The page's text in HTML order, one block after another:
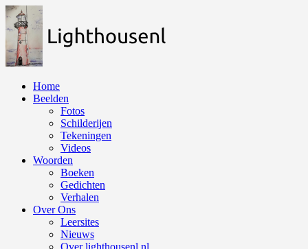
Naar
de
inhoud
springen
Home
Beelden
Fotos
Schilderijen
Tekeningen
Videos
Woorden
Boeken
Gedichten
Verhalen
Over Ons
Leersites
Nieuws
Over lighthousenl.nl